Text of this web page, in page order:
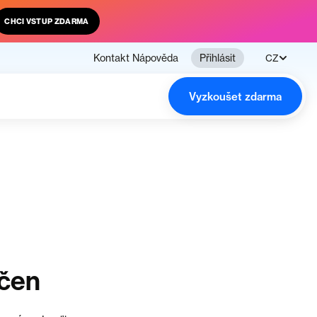
CHCI VSTUP ZDARMA
Kontakt Nápověda Přihlásit CZ
Vyzkoušet zdarma